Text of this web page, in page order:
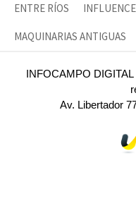
ENTRE RÍOS
MAQUINARIAS ANTIGUAS
INFOCAMPO
Av. Libertador